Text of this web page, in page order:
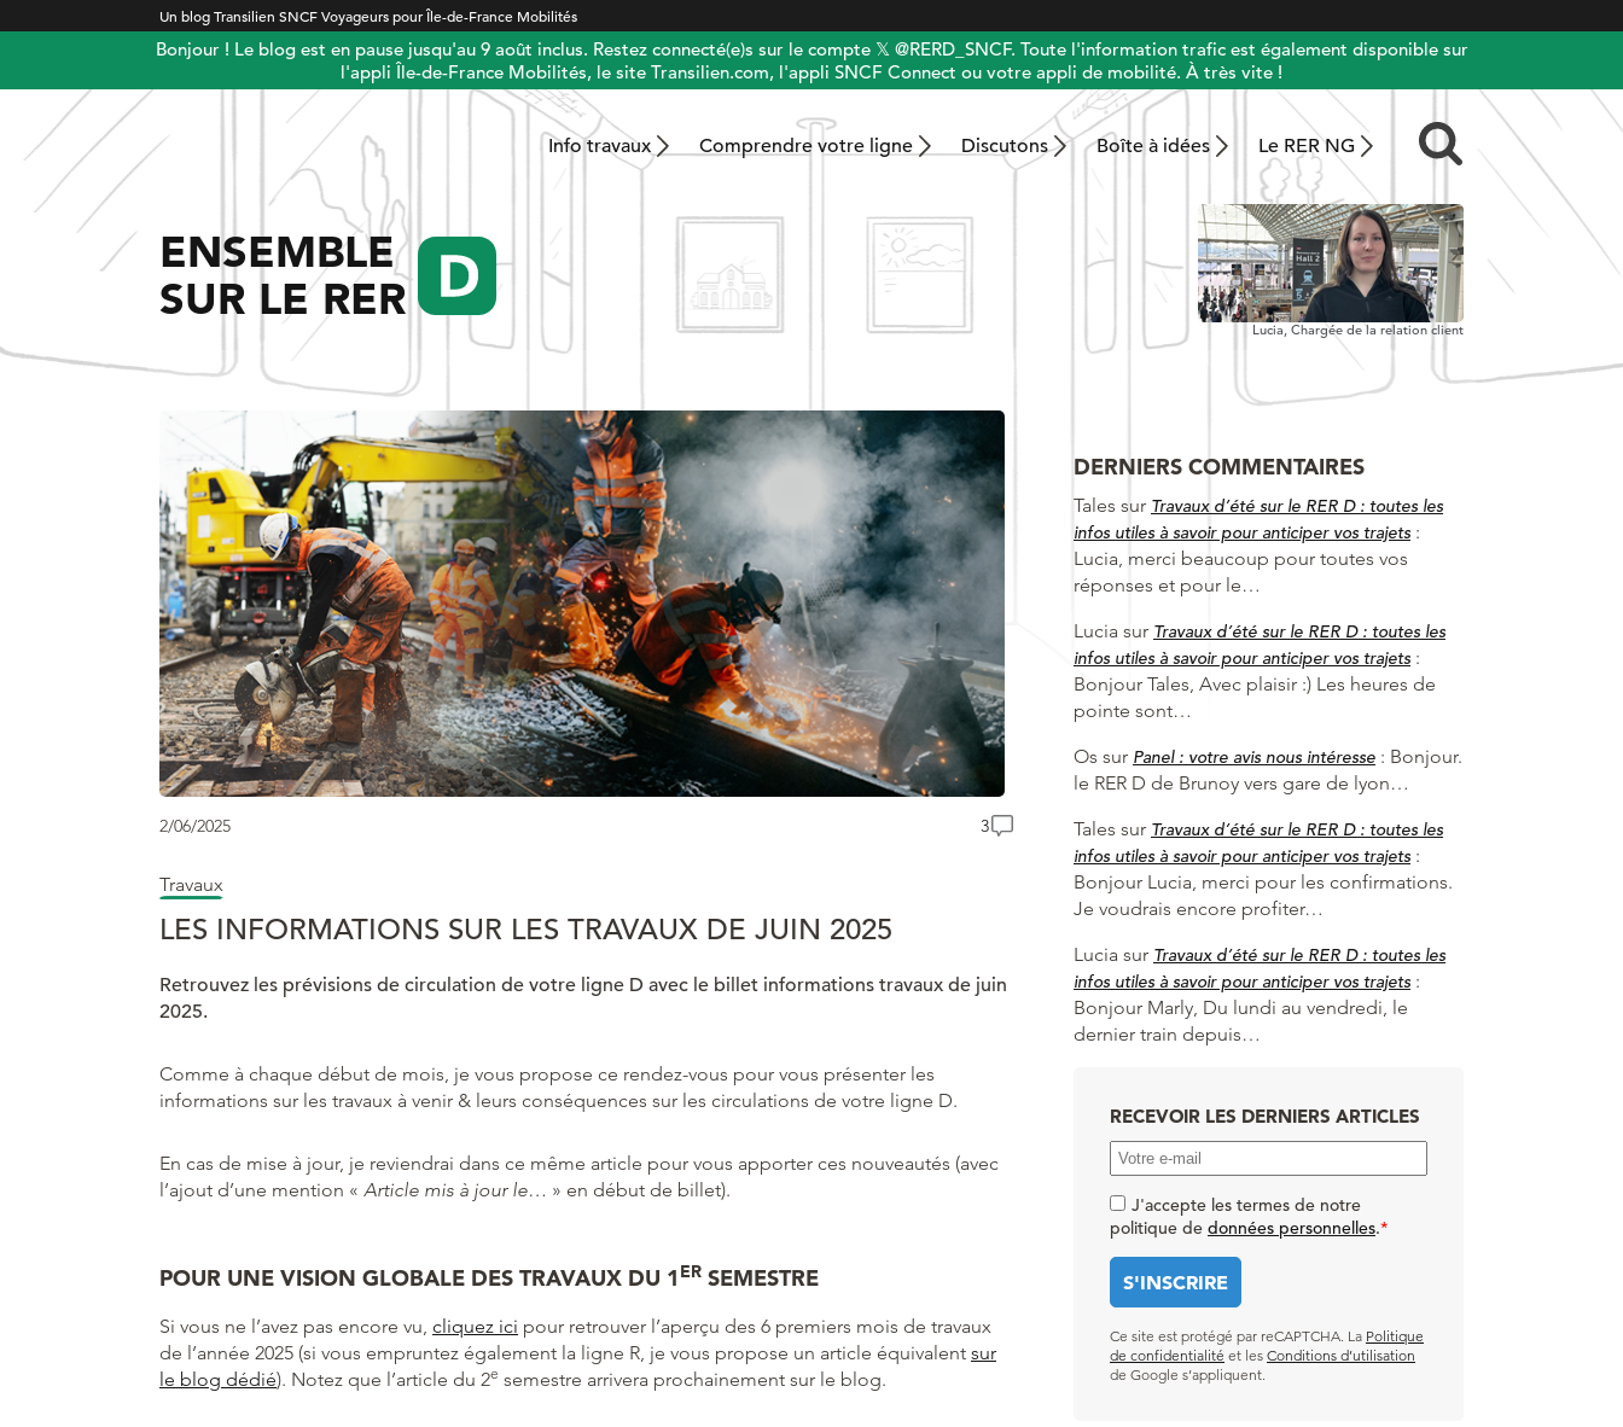
Un blog Transilien SNCF Voyageurs pour Île-de-France Mobilités
Bonjour ! Le blog est en pause jusqu'au 9 août inclus. Restez connecté(e)s sur le compte 𝕏 @RERD_SNCF. Toute l'information trafic est également disponible sur
l'appli Île-de-France Mobilités, le site Transilien.com, l'appli SNCF Connect ou votre appli de mobilité. À très vite !
Info travaux Comprendre votre ligne Discutons Boîte à idées Le RER NG
ENSEMBLE
SUR LE RER
Lucia, Chargée de la relation client
2/06/2025 3
Travaux
LES INFORMATIONS SUR LES TRAVAUX DE JUIN 2025
Retrouvez les prévisions de circulation de votre ligne D avec le billet informations travaux de juin
2025.
Comme à chaque début de mois, je vous propose ce rendez-vous pour vous présenter les
informations sur les travaux à venir & leurs conséquences sur les circulations de votre ligne D.
En cas de mise à jour, je reviendrai dans ce même article pour vous apporter ces nouveautés (avec
l’ajout d’une mention « Article mis à jour le… » en début de billet).
POUR UNE VISION GLOBALE DES TRAVAUX DU 1 ER SEMESTRE
Si vous ne l’avez pas encore vu, cliquez ici pour retrouver l’aperçu des 6 premiers mois de travaux
de l’année 2025 (si vous empruntez également la ligne R, je vous propose un article équivalent sur
le blog dédié). Notez que l’article du 2e semestre arrivera prochainement sur le blog.
DERNIERS COMMENTAIRES
Tales sur Travaux d’été sur le RER D : toutes les
infos utiles à savoir pour anticiper vos trajets :
Lucia, merci beaucoup pour toutes vos
réponses et pour le…
Lucia sur Travaux d’été sur le RER D : toutes les
infos utiles à savoir pour anticiper vos trajets :
Bonjour Tales, Avec plaisir :) Les heures de
pointe sont…
Os sur Panel : votre avis nous intéresse : Bonjour.
le RER D de Brunoy vers gare de lyon…
Tales sur Travaux d’été sur le RER D : toutes les
infos utiles à savoir pour anticiper vos trajets :
Bonjour Lucia, merci pour les confirmations.
Je voudrais encore profiter…
Lucia sur Travaux d’été sur le RER D : toutes les
infos utiles à savoir pour anticiper vos trajets :
Bonjour Marly, Du lundi au vendredi, le
dernier train depuis…
RECEVOIR LES DERNIERS ARTICLES
J'accepte les termes de notre
politique de données personnelles.*
Ce site est protégé par reCAPTCHA. La Politique
de confidentialité et les Conditions d’utilisation
de Google s’appliquent.